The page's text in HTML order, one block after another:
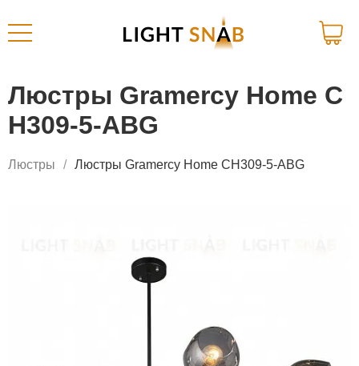
Люстры Gramercy Home C
H309-5-ABG
Люстры Люстры Gramercy Home CH309-5-ABG